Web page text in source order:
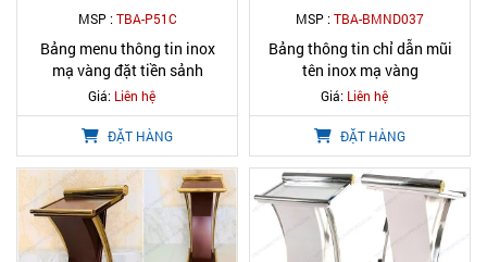
MSP :TBA-P51C
Bảng menu thông tin inox
mạ vàng đặt tiền sảnh
Giá: Liên hệ
ĐẶT HÀNG
MSP :TBA-BMND037
Bảng thông tin chỉ dẫn mũi
tên inox mạ vàng
Giá: Liên hệ
ĐẶT HÀNG